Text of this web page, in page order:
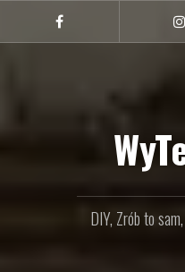
treści
Facebook
DIY, Zrób to